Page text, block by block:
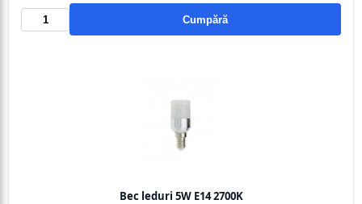
Cumpără
Bec leduri 5W E14 2700K